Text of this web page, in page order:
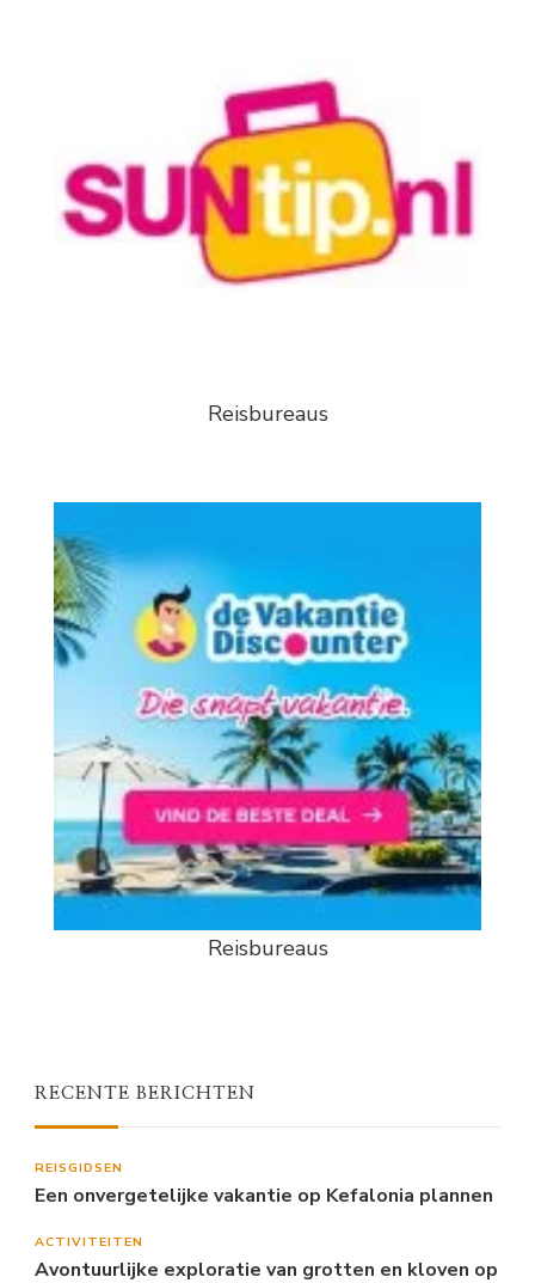
Reisbureaus
Reisbureaus
RECENTE BERICHTEN
REISGIDSEN
Een onvergetelijke vakantie op Kefalonia plannen
ACTIVITEITEN
Avontuurlijke exploratie van grotten en kloven op